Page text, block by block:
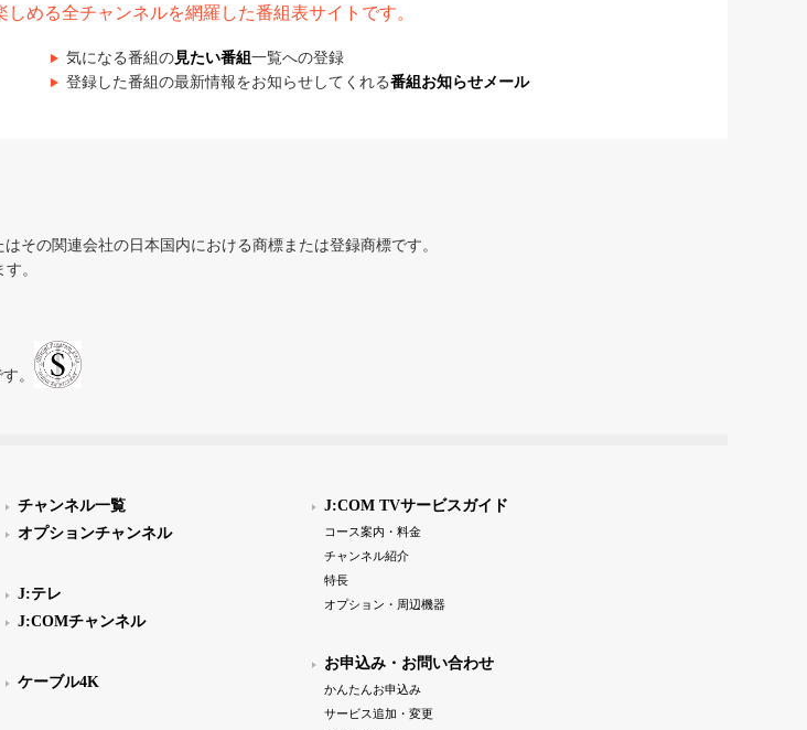
める全チャンネルを網羅した番組表サイトです。
気になる番組の見たい番組 一覧への登録
登録した番組の最新情報をお知らせしてくれる番組お知らせメール
その関連会社の日本国内における商標または登録商標です。
。
。
チャンネル一覧
オプションチャンネル
J:テレ
J:COMチャンネル
ケーブル4K
J:COM TVサービスガイド
コース案内・料金
チャンネル紹介
特長
オプション・周辺機器
お申込み・お問い合わせ
かんたんお申込み
サービス追加・変更